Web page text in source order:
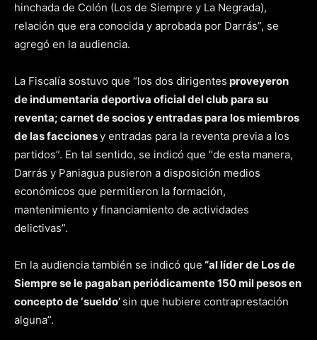
hinchada de Colón (Los de Siempre y La Negrada),
relación que era conocida y aprobada por Darrás”, se
agregó en la audiencia.
La Fiscalía sostuvo que “los dos dirigentes proveyeron
de indumentaria deportiva oficial del club para su
reventa; carnet de socios y entradas para los miembros
de las faccionesy entradas para la reventa previa a los
partidos”. En tal sentido, se indicó que “de esta manera,
Darrás y Paniagua pusieron a disposición medios
económicos que permitieron la formación,
mantenimiento y financiamiento de actividades
delictivas”.
En la audiencia también se indicó que “al líder de Los de
Siempre se le pagaban periódicamente 150 mil pesos en
concepto de ‘sueldo’ sin que hubiere contraprestación
alguna”.